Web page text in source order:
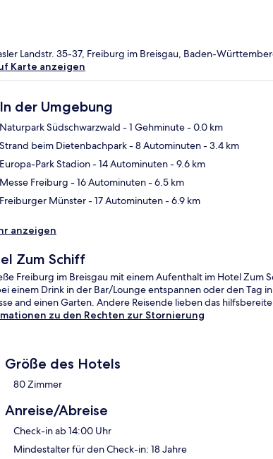
Landstr. 35-37, Freiburg im Breisgau, Baden-
Karte anzeigen
In der Umgebung
Naturpark Südschwarzwald - 1 Gehminute- 0.0 km
Strand beim Dietenbachpark- 8 Autominuten- 3.4 km
Europa-Park Stadion- 14 Autominuten- 9.6 km
Messe Freiburg - 16 Autominuten- 6.5 km
Freiburger Münster- 17 Autominuten- 6.9 km
anzeigen
Zum Schiff
Freiburg im Breisgau mit einem Aufenthalt im Hotel Zum
einem Drink in der Bar/Lounge entspannen oder den Tag
and einen Garten. Andere Reisende lieben das hilfsbereite
zu den Rechten zur Stornierung
Größe des Hotels
80 Zimmer
Anreise/Abreise
Check-in ab 14:00 Uhr
Mindestalter für den Check-in: 18 Jahre